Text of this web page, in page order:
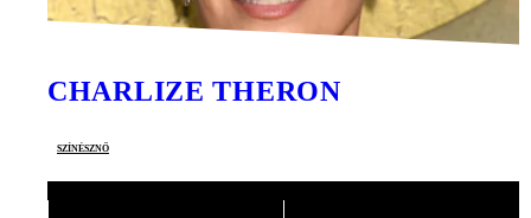
CHARLIZE THERON
színésznő